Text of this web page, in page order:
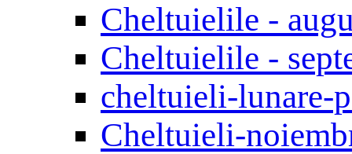
Cheltuielile -
Cheltuielile -
cheltuieli-lunare-
Cheltuieli-